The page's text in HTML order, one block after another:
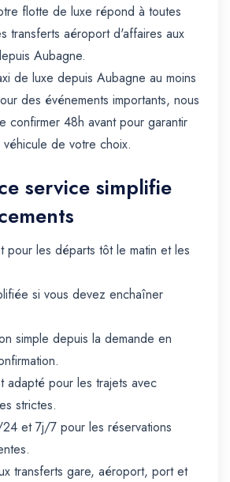
flotte de luxe répond à toutes
transferts aéroport d'affaires aux
Aubagne.
de luxe depuis Aubagne au moins
des événements importants, nous
confirmer 48h avant pour garantir
de votre choix.
service simplifie
pour les départs tôt le matin et les
si vous devez enchaîner
simple depuis la demande en
adapté pour les trajets avec
strictes.
et 7j/7 pour les réservations
transferts gare, aéroport, port et